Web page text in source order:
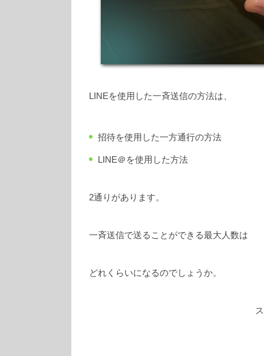
LINEを使用した一斉送信の方法は、
招待を使用した一方通行の方法
LINE＠を使用した方法
2通りがあります。
一斉送信で送ることができる最大人数は
どれくらいになるのでしょうか。